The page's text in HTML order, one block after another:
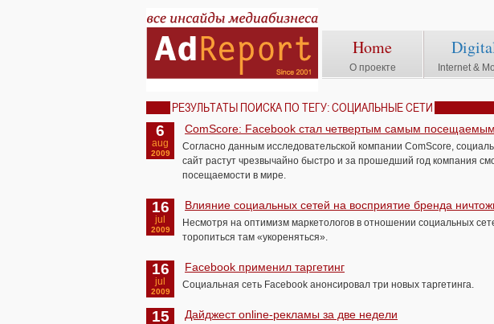
Home
О проекте Internet &
РЕЗУЛЬТАТЫ ПОИСКА ПО ТЕГУ: СОЦИАЛЬНЫЕ СЕТИ
6
aug
2009
ComScore: Facebook стал четвертым самым
Согласно данным исследовательской компании ComScore,
сайт растут чрезвычайно быстро и за прошедший год компания
посещаемости в мире.
16
jul
2009
Влияние социальных сетей на восприятие бренда
Несмотря на оптимизм маркетологов в отношении социальных
торопиться там «укореняться».
16
jul
2009
Facebook применил таргетинг
Социальная сеть Facebook анонсировал три новых таргетинга.
15 Дайджест online-рекламы за две недели